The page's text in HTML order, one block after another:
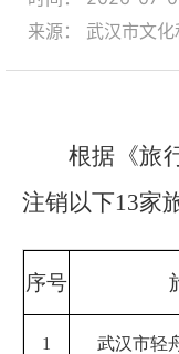
来源： 武汉市文
根据《旅
注销以下13家
序号
1 武汉市轻